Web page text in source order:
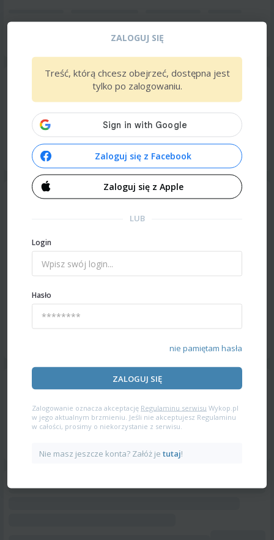
ZALOGUJ SIĘ
Treść, którą chcesz obejrzeć, dostępna jest
tylko po zalogowaniu.
Zaloguj się z Facebook
Zaloguj się z Apple
LUB
Login
Hasło
nie pamiętam hasła
ZALOGUJ SIĘ
Zalogowanie oznacza akceptację Regulaminu serwisu Wykop.pl
w jego aktualnym brzmieniu. Jeśli nie akceptujesz Regulaminu
w całości, prosimy o niekorzystanie z serwisu.
Nie masz jeszcze konta? Załóż je tutaj!